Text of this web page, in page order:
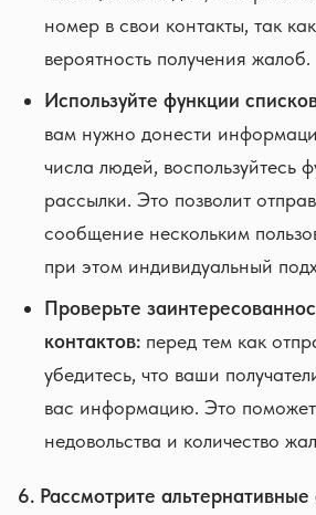
номер в свои контакты, так
вероятность получения жалоб.
Используйте функции
вам нужно донести
числа людей, воспользуйтесь
рассылки. Это позволит
сообщение нескольким
при этом индивидуальный
Проверьте
контактов: перед тем как
убедитесь, что ваши
вас информацию. Это поможет
недовольства и количество
6. Рассмотрите